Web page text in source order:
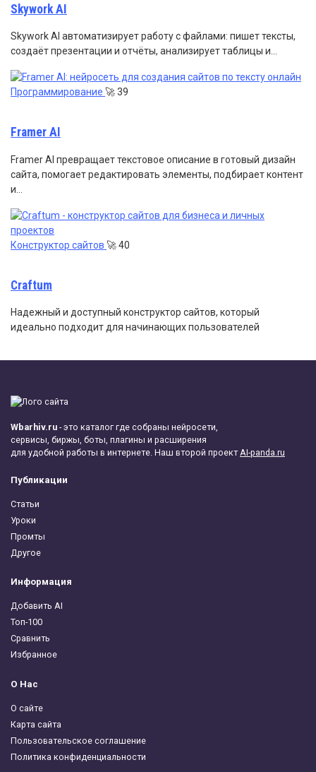
Skywork AI
Skywork AI автоматизирует работу с файлами: пишет тексты,
создаёт презентации и отчёты, анализирует таблицы и…
Программирование 🚀39
Framer AI
Framer AI превращает текстовое описание в готовый дизайн
сайта, помогает редактировать элементы, подбирает контент
и…
Конструктор сайтов 🚀40
Craftum
Надежный и доступный конструктор сайтов, который
идеально подходит для начинающих пользователей
Wbarhiv.ru - это каталог где собраны нейросети,
сервисы, биржы, боты, плагины и расширения
для удобной работы в интернете. Наш второй проектAI-panda.ru
Публикации
Статьи
Уроки
Промты
Другое
Информация
Добавить AI
Топ-100
Сравнить
Избранное
О Нас
О сайте
Карта сайта
Пользовательское соглашение
Политика конфиденциальности